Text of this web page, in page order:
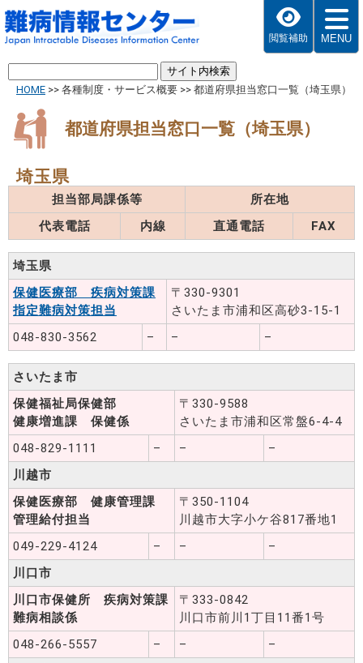
閲覧補助 MENU
HOME >> 各種制度・サービス概要 >> 都道府県担当窓口一覧（埼玉県）
都道府県担当窓口一覧（埼玉県）
埼玉県
担当部局課係等
所在地
代表電話
内線 直通電話 FAX
埼玉県
保健医療部 疾病対策課
指定難病対策担当
〒330-9301
さいたま市浦和区高砂3-15-1
048-830-3562
– – –
さいたま市
保健福祉局保健部
健康増進課 保健係
〒330-9588
さいたま市浦和区常盤6-4-4
048-829-1111
– –
–
川越市
保健医療部 健康管理課
管理給付担当
〒350-1104
川越市大字小ケ谷817番地1
049-229-4124
– –
–
川口市
川口市保健所 疾病対策課
難病相談係
〒333-0842
川口市前川1丁目11番1号
048-266-5557
– –
–